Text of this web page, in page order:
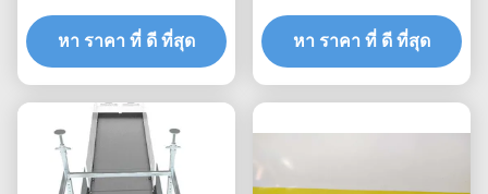
ฟอร์มบรรทุก
หา ราคา ที่ ดี ที่สุด
บรรทุกโทรทรรศน์ สําหรับ
อาคาร
หา ราคา ที่ ดี ที่สุด